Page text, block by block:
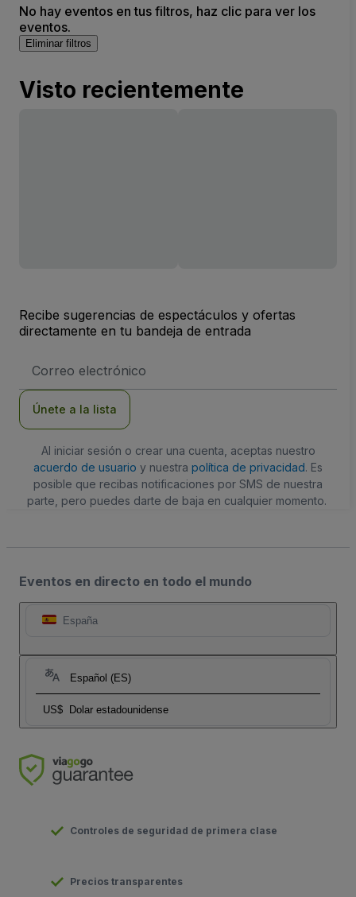
No hay eventos en tus filtros, haz clic para ver los
eventos.
Eliminar filtros
Visto recientemente
Recibe sugerencias de espectáculos y ofertas
directamente en tu bandeja de entrada
de
Únete a la lista
Al iniciar sesión o crear una cuenta, aceptas nuestro
acuerdo de usuario y nuestra política de privacidad. Es
posible que recibas notificaciones por SMS de nuestra
parte, pero puedes darte de baja en cualquier momento.
Eventos en directo en todo el mundo
España
Español (ES)
US$ Dolar estadounidense
Controles de seguridad de primera clase
Precios transparentes